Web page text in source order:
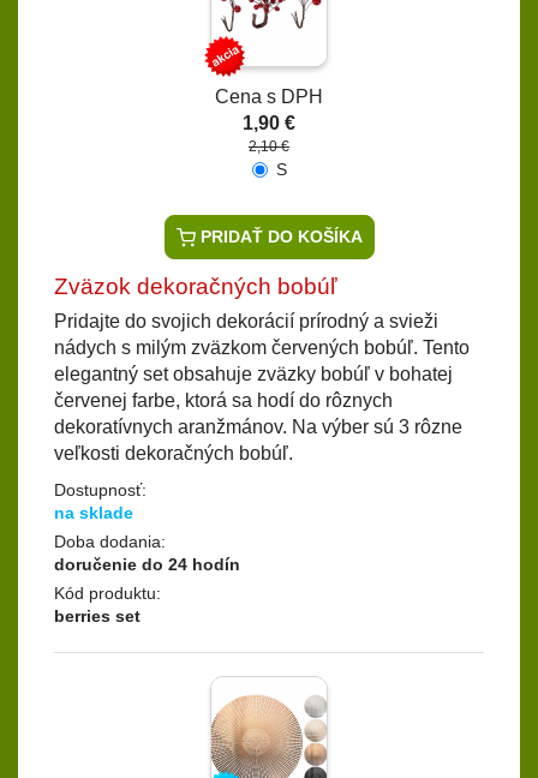
Cena s DPH
1,90 €
2,10 €
S
PRIDAŤ DO KOŠÍKA
Zväzok dekoračných bobúľ
Pridajte do svojich dekorácií prírodný a svieži
nádych s milým zväzkom červených bobúľ. Tento
elegantný set obsahuje zväzky bobúľ v bohatej
červenej farbe, ktorá sa hodí do rôznych
dekoratívnych aranžmánov. Na výber sú 3 rôzne
veľkosti dekoračných bobúľ.
Dostupnosť:
na sklade
Doba dodania:
doručenie do 24 hodín
Kód produktu:
berries set